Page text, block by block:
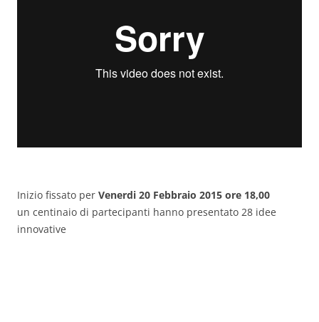
Inizio fissato per Venerdi 20 Febbraio 2015 ore 18,00
un centinaio di partecipanti hanno presentato 28 idee
innovative